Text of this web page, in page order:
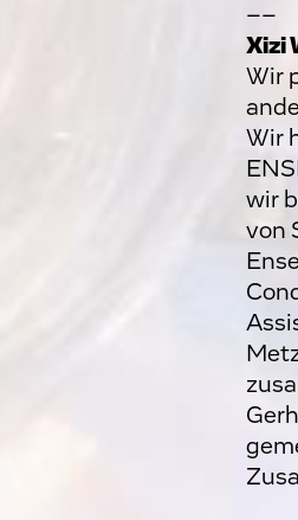
––
Xizi
Wir
Wir
wir
von